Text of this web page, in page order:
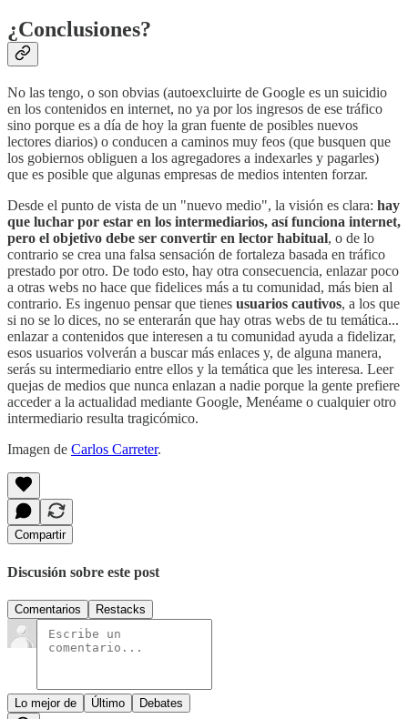
¿Conclusiones?
No las tengo, o son obvias (autoexcluirte de Google es un suicidio
en los contenidos en internet, no ya por los ingresos de ese tráfico
sino porque es a día de hoy la gran fuente de posibles nuevos
lectores diarios) o conducen a caminos muy feos (que busquen que
los gobiernos obliguen a los agregadores a indexarles y pagarles)
que es posible que algunas empresas de medios intenten forzar.
Desde el punto de vista de un "nuevo medio", la visión es clara: hay
que luchar por estar en los intermediarios, así funciona internet,
pero el objetivo debe ser convertir en lector habitual, o de lo
contrario se crea una falsa sensación de fortaleza basada en tráfico
prestado por otro. De todo esto, hay otra consecuencia, enlazar poco
a otras webs no hace que fidelices más a tu comunidad, más bien al
contrario. Es ingenuo pensar que tienes usuarios cautivos, a los que
si no se lo dices, no se enterarán que hay otras webs de tu temática...
enlazar a contenidos que interesen a tu comunidad ayuda a fidelizar,
esos usuarios volverán a buscar más enlaces y, de alguna manera,
serás su intermediario entre ellos y la temática que les interesa. Leer
quejas de medios que nunca enlazan a nadie porque la gente prefiere
acceder a la actualidad mediante Google, Menéame o cualquier otro
intermediario resulta tragicómico.
Imagen de Carlos Carreter.
Compartir
Discusión sobre este post
Comentarios Restacks
Lo mejor de Último Debates